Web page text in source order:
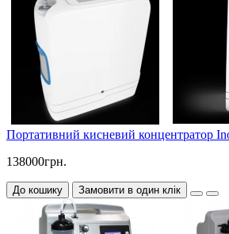
Портативний кисневий концентратор
138000грн.
До кошику Замовити в один клік